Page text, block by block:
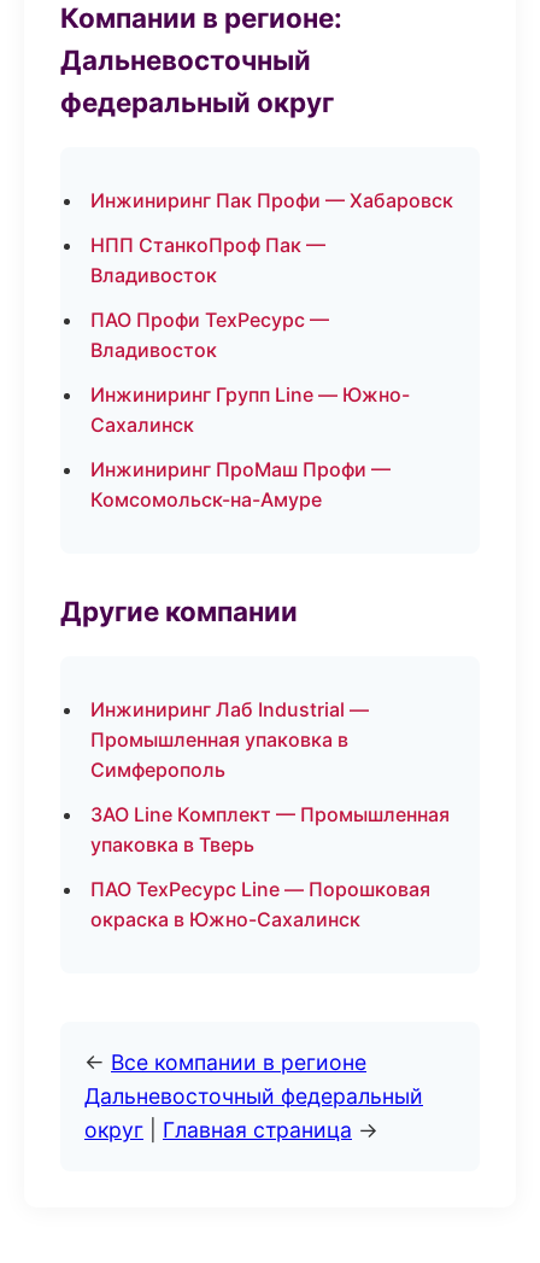
Компании в регионе:
Дальневосточный
федеральный округ
Инжиниринг Пак Профи — Хабаровск
НПП СтанкоПроф Пак —
Владивосток
ПАО Профи ТехРесурс —
Владивосток
Инжиниринг Групп Line — Южно-
Сахалинск
Инжиниринг ПроМаш Профи —
Комсомольск-на-Амуре
Другие компании
Инжиниринг Лаб Industrial —
Промышленная упаковка в
Симферополь
ЗАО Line Комплект — Промышленная
упаковка в Тверь
ПАО ТехРесурс Line — Порошковая
окраска в Южно-Сахалинск
← Все компании в регионе
Дальневосточный федеральный
округ
Главная страница →